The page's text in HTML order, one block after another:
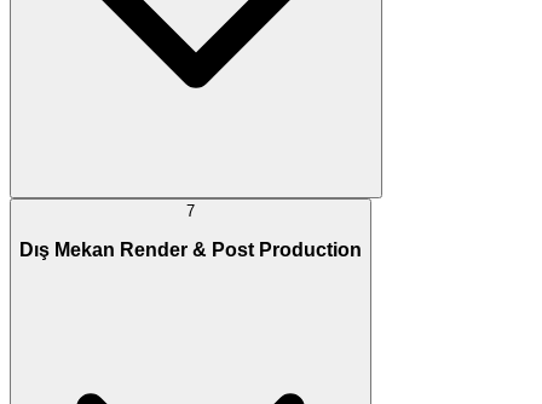
7
Dış Mekan Render & Post Production